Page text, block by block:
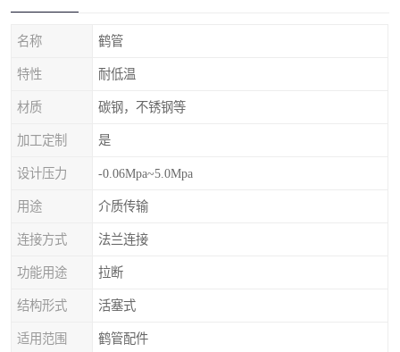
名称 鹤管
特性 耐低温
材质 碳钢，不锈钢等
加工定制 是
设计压力 -0.06Mpa~5.0Mpa
用途 介质传输
连接方式 法兰连接
功能用途 拉断
结构形式 活塞式
适用范围 鹤管配件